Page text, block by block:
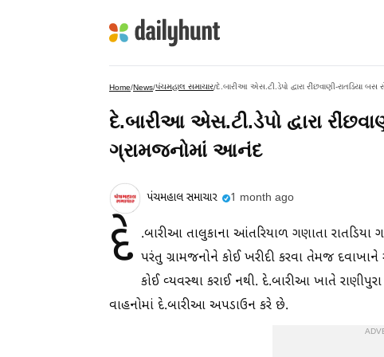
Home/News/પંચમહાલ સમાચાર/દે.બારીઆ એસ.ટી.ડેપો દ્વારા રીંછવાણી-રાતડિયા
દે.બારીઆ એસ.ટી.ડેપો દ્વારા
ગ્રામજનોમાં આનંદ
પંચમહાલ સમાચાર 1 month ago
દે .બારીઆ તાલુકાના આંતરિયાળ ગણાતા રાતડિયા
પરંતુ ગ્રામજનોને કોઈ ખરીદી કરવા તેમજ
કોઈ વ્યવસ્થા કરાઈ નથી. દે.બારીઆ ખાતે
વાહનોમાં દે.બારીઆ અપડાઉન કરે છે.